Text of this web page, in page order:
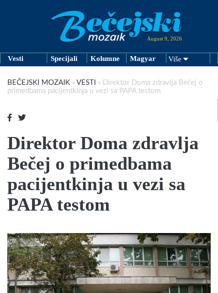
August 9, 2026
Vesti Specijali Kolumne Magyar Više
BEČEJSKI MOZAIK » VESTI » Direktor Doma zdravlja Bečej o
primedbama pacijentkinja u vezi sa PAPA testom
Direktor Doma zdravlja
Bečej o primedbama
pacijentkinja u vezi sa
PAPA testom